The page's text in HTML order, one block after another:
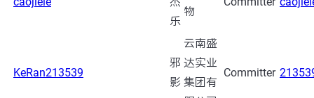
乐
物
KeRan213539
邪
影
云南盛
达实业
集团有
Committer